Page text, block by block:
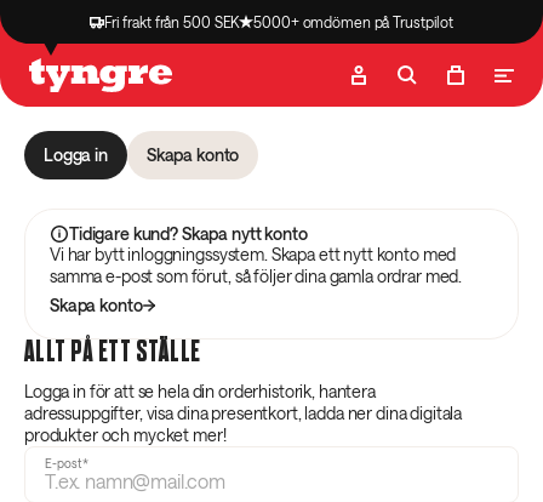
Fri frakt från 500 SEK 5000+ omdömen på Trustpilot
Butik Recept
Logga in Skapa konto
Tidigare kund? Skapa nytt konto
Vi har bytt inloggningssystem. Skapa ett nytt konto med
samma e-post som förut, så följer dina gamla ordrar med.
Skapa konto
ALLT PÅ ETT STÄLLE
Logga in för att se hela din orderhistorik, hantera
adressuppgifter, visa dina presentkort, ladda ner dina digitala
produkter och mycket mer!
E-post*